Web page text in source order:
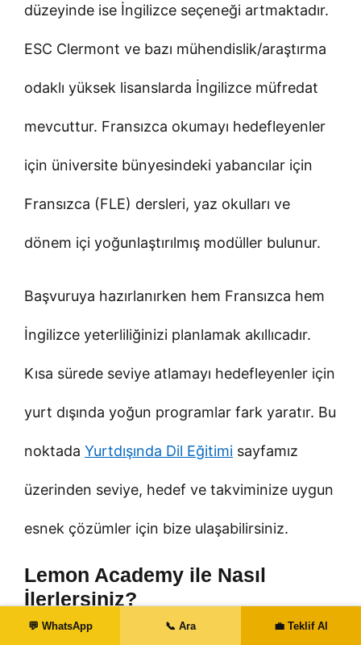
düzeyinde ise İngilizce seçeneği artmaktadır.
ESC Clermont ve bazı mühendislik/araştırma
odaklı yüksek lisanslarda İngilizce müfredat
mevcuttur. Fransızca okumayı hedefleyenler
için üniversite bünyesindeki yabancılar için
Fransızca (FLE) dersleri, yaz okulları ve
dönem içi yoğunlaştırılmış modüller bulunur.
Başvuruya hazırlanırken hem Fransızca hem
İngilizce yeterliliğinizi planlamak akıllıcadır.
Kısa sürede seviye atlamayı hedefleyenler için
yurt dışında yoğun programlar fark yaratır. Bu
noktada Yurtdışında Dil Eğitimi sayfamız
üzerinden seviye, hedef ve takviminize uygun
esnek çözümler için bize ulaşabilirsiniz.
Lemon Academy ile Nasıl
İlerlersiniz?
Lemon Academy olarak Clermont-Ferrand’de
💬 WhatsApp 📞 Ara 💼 Teklif Al